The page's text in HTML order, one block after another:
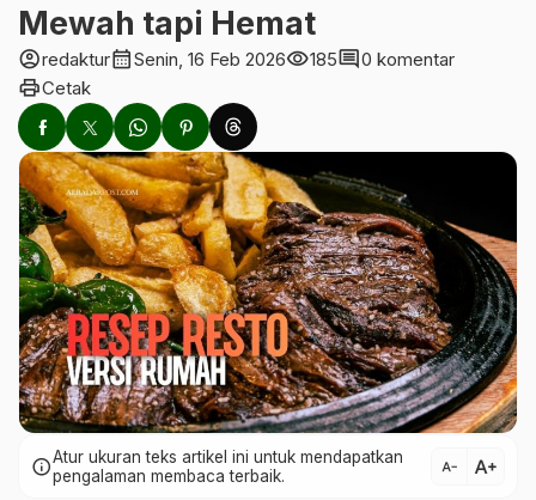
Mewah tapi Hemat
account_circleredakturcalendar_monthSenin, 16 Feb 2026visibility185comment0 komentar
printCetak
infoAtur ukuran teks artikel ini untuk mendapatkan
pengalaman membaca terbaik.
text_decrease text_increase